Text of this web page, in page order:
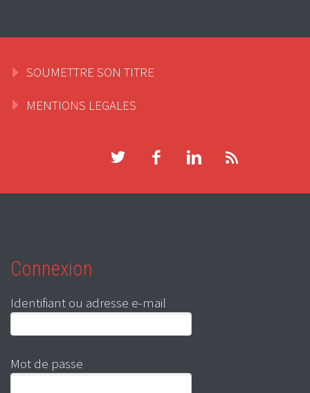
SOUMETTRE SON TITRE
MENTIONS LEGALES
Connexion
Identifiant ou adresse e-mail
Mot de passe